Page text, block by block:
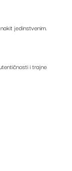
jedinstvenim.
i trajne